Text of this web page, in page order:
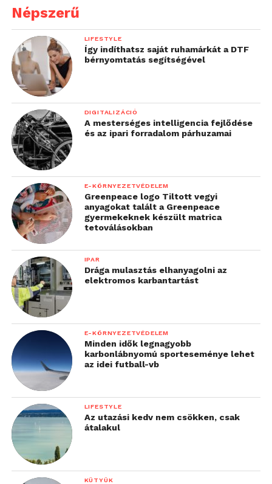
rengeteg segítséget
kaptam. A jövőbeli
visszatérőknek azt
javaslom, hogy értékként
tekintsenek a munkától
távol töltött évekre.
Mindannyian sokat
tanultak a kihagyás alatt,
legyen szó új
készségekről, a magukról
vagy a világról szerzett új
tudásról, és készen
állnak rá, hogy friss fejjel
térjenek vissza”
mondta el Anikó, aki jelenleg a
kockázatmenedzsment részlegen dolgozik
hitelkockázati projektmenedzserként.
Hozzátette:
„Kezdetben a legkisebb
dolgok is nagy kihívást
tartogattak, az első
napokban egy
Népszerű
LIFESTYLE
Így indíthatsz saját ruhamárkát a DTF
bérnyomtatás segítségével
DIGITALIZÁCIÓ
A mesterséges intelligencia fejlődése
és az ipari forradalom párhuzamai
E-KÖRNYEZETVÉDELEM
Greenpeace logo Tiltott vegyi
anyagokat talált a Greenpeace
gyermekeknek készült matrica
tetoválásokban
IPAR
Drága mulasztás elhanyagolni az
elektromos karbantartást
E-KÖRNYEZETVÉDELEM
Minden idők legnagyobb
karbonlábnyomú sporteseménye lehet
az idei futball-vb
LIFESTYLE
Az utazási kedv nem csökken, csak
átalakul
KÜTYÜK